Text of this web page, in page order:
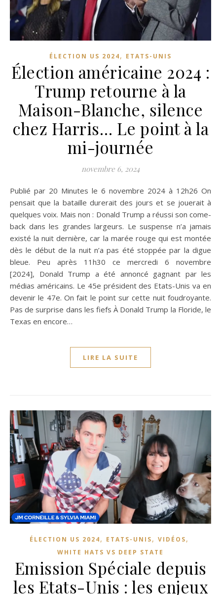
ÉLECTION US 2024, ETATS-UNIS
Élection américaine 2024 :
Trump retourne à la
Maison-Blanche, silence
chez Harris… Le point à la
mi-journée
novembre 6, 2024
Publié par 20 Minutes le 6 novembre 2024 à 12h26 On
pensait que la bataille durerait des jours et se jouerait à
quelques voix. Mais non : Donald Trump a réussi son come-
back dans les grandes largeurs. Le suspense n’a jamais
existé la nuit dernière, car la marée rouge qui est montée
dès le début de la nuit n’a pas été stoppée par la digue
bleue. Peu après 11h30 ce mercredi 6 novembre
[2024], Donald Trump a été annoncé gagnant par les
médias américains. Le 45e président des Etats-Unis va en
devenir le 47e. On fait le point sur cette nuit foudroyante.
Pas de surprise dans les fiefs À Donald Trump la Floride, le
Texas en encore…
LIRE LA SUITE
ÉLECTION US 2024, ETATS-UNIS, VIDÉOS,
WHITE HATS VS DEEP STATE
Emission Spéciale depuis
les Etats-Unis : les enjeux